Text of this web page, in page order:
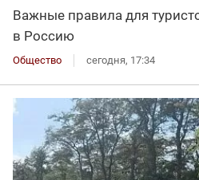
Важные правила для
в Россию
Общество сегодня, 17:34